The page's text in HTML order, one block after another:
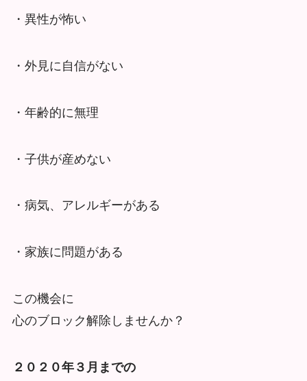
・異性が怖い
・外見に自信がない
・年齢的に無理
・子供が産めない
・病気、アレルギーがある
・家族に問題がある
この機会に
心のブロック解除しませんか？
２０２０年３月までの